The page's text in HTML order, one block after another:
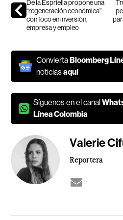
De la Espriella propone una
“regeneración económica”
con foco en inversión,
empresa y empleo
ConviertaBloomberg
noticiasaquí
Síguenos en el canal
Línea Colombia
Valerie
Reportera